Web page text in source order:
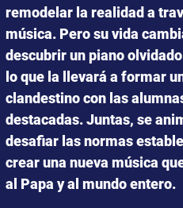
remodelar la realidad a
música. Pero su vida
descubrir un piano
lo que la llevará a formar
clandestino con las
destacadas. Juntas, se
desafiar las normas
crear una nueva música
al Papa y al mundo entero.